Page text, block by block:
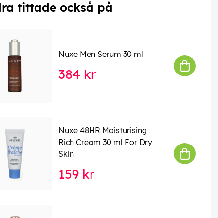
tittade också på
Nuxe Men Serum 30 ml
384 kr
Nuxe 48HR Moisturising
Rich Cream 30 ml For Dry
Skin
159 kr